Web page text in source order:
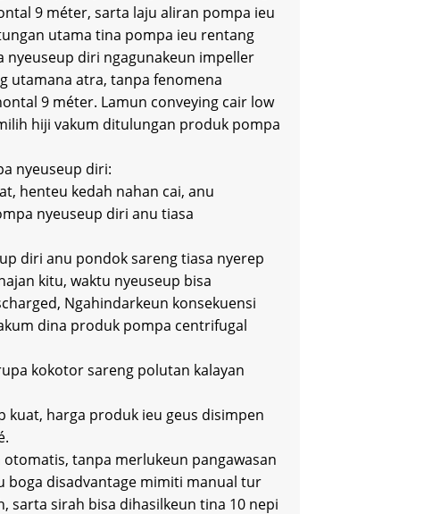
9 méter, sarta laju aliran pompa ieu
utama tina pompa ieu rentang
diri ngagunakeun impeller
utamana atra, tanpa fenomena
9 méter. Lamun conveying cair low
hiji vakum ditulungan produk pompa
nyeuseup diri:
henteu kedah nahan cai, anu
nyeuseup diri anu tiasa
diri anu pondok sareng tiasa nyerep
kitu, waktu nyeuseup bisa
Ngahindarkeun konsekuensi
dina produk pompa centrifugal
kokotor sareng polutan kalayan
harga produk ieu geus disimpen
tanpa merlukeun pangawasan
boga disadvantage mimiti manual tur
sarta sirah bisa dihasilkeun tina 10 nepi